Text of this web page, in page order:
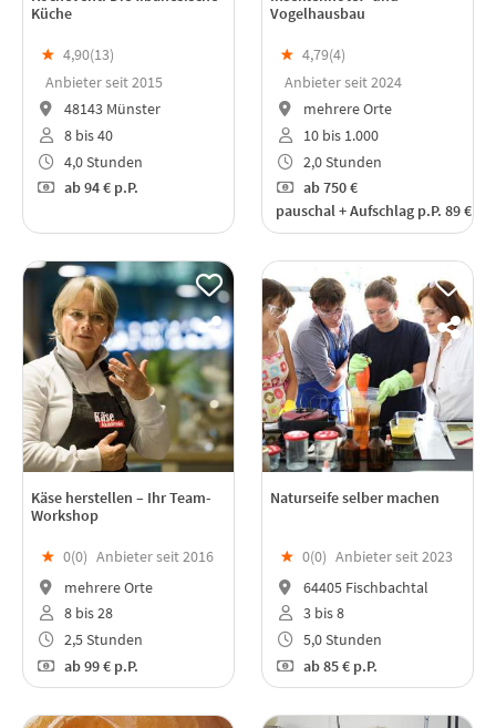
Küche
★ 4,90(13)
Anbieter seit 2015
48143 Münster
8 bis 40
4,0 Stunden
ab94 € p.P.
Vogelhausbau
★ 4,79(4)
Anbieter seit 2024
mehrere Orte
10 bis 1.000
2,0 Stunden
ab750 €
pauschal + Aufschlag p.P. 89 €
Käse herstellen – Ihr Team-
Workshop
★ 0(0) Anbieter seit 2016
mehrere Orte
8 bis 28
2,5 Stunden
ab99 € p.P.
Naturseife selber machen
★ 0(0) Anbieter seit 2023
64405 Fischbachtal
3 bis 8
5,0 Stunden
ab85 € p.P.